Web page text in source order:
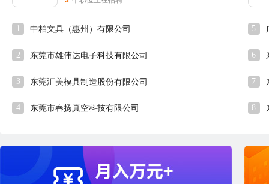
1 中柏文具（惠州）有限公司
2 东莞市雄伟达电子科技有限公司
3 东莞汇美模具制造股份有限公司
4 东莞市春扬真空科技有限公司
5
6
7
8